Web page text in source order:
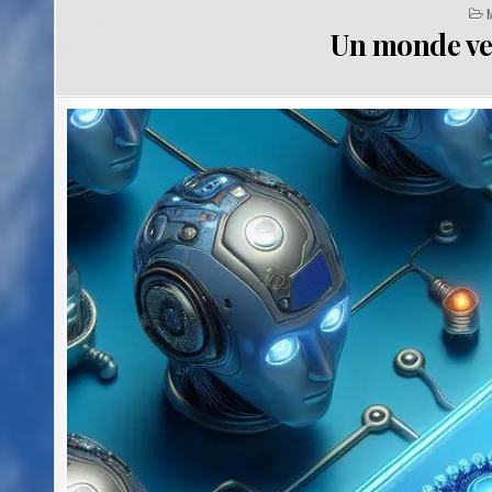
Un monde